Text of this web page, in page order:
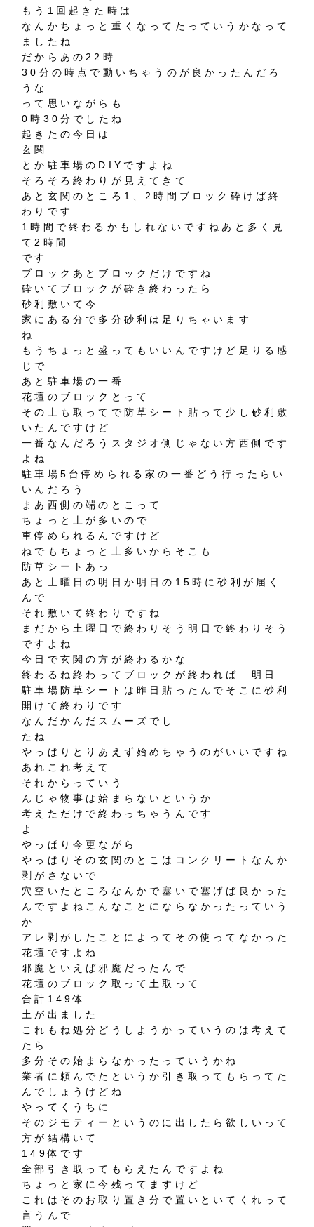
もう1回起きた時は
なんかちょっと重くなってたっていうかなって
ましたね
だからあの22時
30分の時点で動いちゃうのが良かったんだろ
うな
って思いながらも
0時30分でしたね
起きたの今日は
玄関
とか駐車場のDIYですよね
そろそろ終わりが見えてきて
あと玄関のところ1、2時間ブロック砕けば終
わりです
1時間で終わるかもしれないですねあと多く見
て2時間
です
ブロックあとブロックだけですね
砕いてブロックが砕き終わったら
砂利敷いて今
家にある分で多分砂利は足りちゃいます
ね
もうちょっと盛ってもいいんですけど足りる感
じで
あと駐車場の一番
花壇のブロックとって
その土も取ってで防草シート貼って少し砂利敷
いたんですけど
一番なんだろうスタジオ側じゃない方西側です
よね
駐車場5台停められる家の一番どう行ったらい
いんだろう
まあ西側の端のとこって
ちょっと土が多いので
車停められるんですけど
ねでもちょっと土多いからそこも
防草シートあっ
あと土曜日の明日か明日の15時に砂利が届く
んで
それ敷いて終わりですね
まだから土曜日で終わりそう明日で終わりそう
ですよね
今日で玄関の方が終わるかな
終わるね終わってブロックが終われば 明日
駐車場防草シートは昨日貼ったんでそこに砂利
開けて終わりです
なんだかんだスムーズでし
たね
やっぱりとりあえず始めちゃうのがいいですね
あれこれ考えて
それからっていう
んじゃ物事は始まらないというか
考えただけで終わっちゃうんです
よ
やっぱり今更ながら
やっぱりその玄関のとこはコンクリートなんか
剥がさないで
穴空いたところなんかで塞いで塞げば良かった
んですよねこんなことにならなかったっていう
か
アレ剥がしたことによってその使ってなかった
花壇ですよね
邪魔といえば邪魔だったんで
花壇のブロック取って土取って
合計149体
土が出ました
これもね処分どうしようかっていうのは考えて
たら
多分その始まらなかったっていうかね
業者に頼んでたというか引き取ってもらってた
んでしょうけどね
やってくうちに
そのジモティーというのに出したら欲しいって
方が結構いて
149体です
全部引き取ってもらえたんですよね
ちょっと家に今残ってますけど
これはそのお取り置き分で置いといてくれって
言うんで